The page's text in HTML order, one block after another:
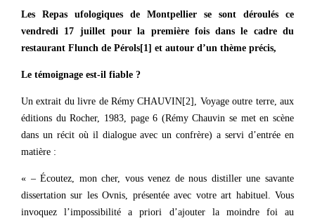
Les Repas ufologiques de Montpellier se sont déroulés ce
vendredi 17 juillet pour la première fois dans le cadre du
restaurant Flunch de Pérols[1] et autour d’un thème précis,
Le témoignage est-il fiable ?
Un extrait du livre de Rémy CHAUVIN[2], Voyage outre terre, aux
éditions du Rocher, 1983, page 6 (Rémy Chauvin se met en scène
dans un récit où il dialogue avec un confrère) a servi d’entrée en
matière :
« – Écoutez, mon cher, vous venez de nous distiller une savante
dissertation sur les Ovnis, présentée avec votre art habituel. Vous
invoquez l’impossibilité a priori d’ajouter la moindre foi au